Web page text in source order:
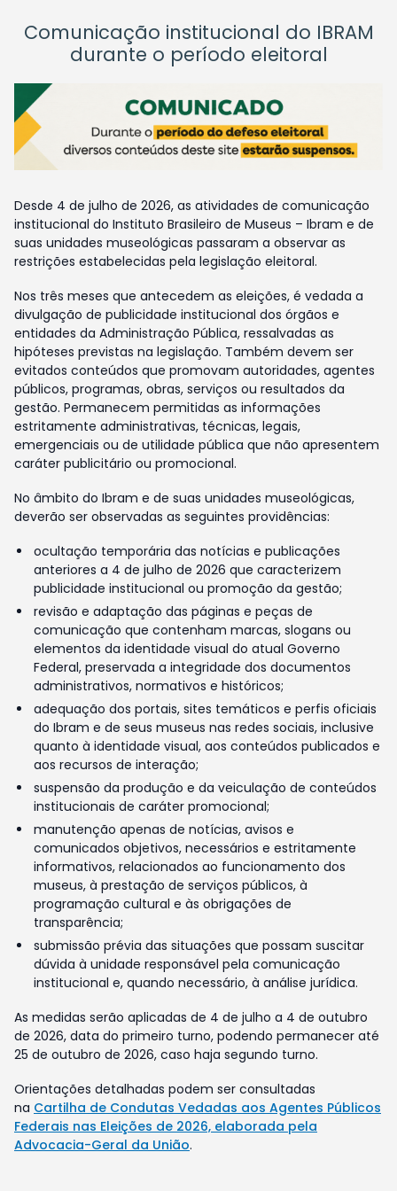
Comunicação institucional do IBRAM
durante o período eleitoral
Desde 4 de julho de 2026, as atividades de comunicação
institucional do Instituto Brasileiro de Museus – Ibram e de
suas unidades museológicas passaram a observar as
restrições estabelecidas pela legislação eleitoral.
Nos três meses que antecedem as eleições, é vedada a
divulgação de publicidade institucional dos órgãos e
entidades da Administração Pública, ressalvadas as
hipóteses previstas na legislação. Também devem ser
evitados conteúdos que promovam autoridades, agentes
públicos, programas, obras, serviços ou resultados da
gestão. Permanecem permitidas as informações
estritamente administrativas, técnicas, legais,
emergenciais ou de utilidade pública que não apresentem
caráter publicitário ou promocional.
No âmbito do Ibram e de suas unidades museológicas,
deverão ser observadas as seguintes providências:
ocultação temporária das notícias e publicações
anteriores a 4 de julho de 2026 que caracterizem
publicidade institucional ou promoção da gestão;
revisão e adaptação das páginas e peças de
comunicação que contenham marcas, slogans ou
elementos da identidade visual do atual Governo
Federal, preservada a integridade dos documentos
administrativos, normativos e históricos;
adequação dos portais, sites temáticos e perfis oficiais
do Ibram e de seus museus nas redes sociais, inclusive
quanto à identidade visual, aos conteúdos publicados e
aos recursos de interação;
suspensão da produção e da veiculação de conteúdos
institucionais de caráter promocional;
manutenção apenas de notícias, avisos e
comunicados objetivos, necessários e estritamente
informativos, relacionados ao funcionamento dos
museus, à prestação de serviços públicos, à
programação cultural e às obrigações de
transparência;
submissão prévia das situações que possam suscitar
dúvida à unidade responsável pela comunicação
institucional e, quando necessário, à análise jurídica.
As medidas serão aplicadas de 4 de julho a 4 de outubro
de 2026, data do primeiro turno, podendo permanecer até
25 de outubro de 2026, caso haja segundo turno.
Orientações detalhadas podem ser consultadas
na Cartilha de Condutas Vedadas aos Agentes Públicos
Federais nas Eleições de 2026, elaborada pela
Advocacia-Geral da União.